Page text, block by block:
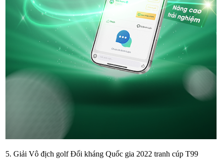
5. Giải Vô địch golf Đối kháng Quốc gia 2022 tranh cúp T99